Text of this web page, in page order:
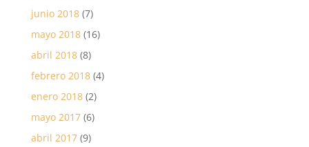
junio 2018(7)
mayo 2018(16)
abril 2018(8)
febrero 2018(4)
enero 2018(2)
mayo 2017(6)
abril 2017(9)